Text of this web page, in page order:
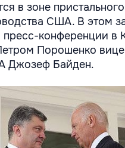
в зоне пристального
США. В этом
пресс-конференции в
Порошенко
Джозеф Байден.